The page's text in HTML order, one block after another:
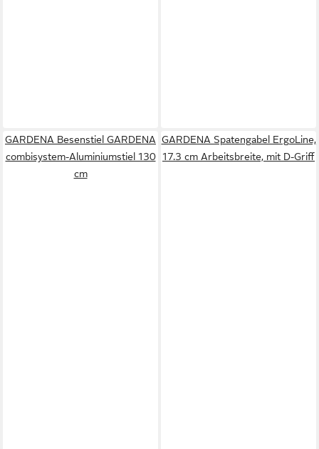
GARDENA Besenstiel GARDENA
combisystem-Aluminiumstiel 130
cm
GARDENA Spatengabel ErgoLine,
17.3 cm Arbeitsbreite, mit D-Griff